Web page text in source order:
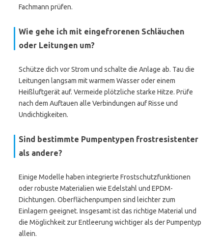
Fachmann prüfen.
Wie gehe ich mit eingefrorenen Schläuchen
oder Leitungen um?
Schütze dich vor Strom und schalte die Anlage ab. Tau die
Leitungen langsam mit warmem Wasser oder einem
Heißluftgerät auf. Vermeide plötzliche starke Hitze. Prüfe
nach dem Auftauen alle Verbindungen auf Risse und
Undichtigkeiten.
Sind bestimmte Pumpentypen frostresistenter
als andere?
Einige Modelle haben integrierte Frostschutzfunktionen
oder robuste Materialien wie Edelstahl und EPDM-
Dichtungen. Oberflächenpumpen sind leichter zum
Einlagern geeignet. Insgesamt ist das richtige Material und
die Möglichkeit zur Entleerung wichtiger als der Pumpentyp
allein.